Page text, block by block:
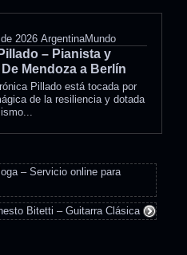
2026 ArgentinaMundo
– Pianista y
Mendoza a Berlín
Pillado está tocada por
de la resiliencia y dotada
– Servicio online para
Bitetti – Guitarra Clásica